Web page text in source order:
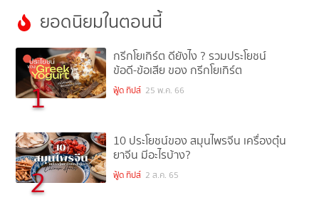
ยอดนิยมในตอนนี้
1
กรีกโยเกิร์ต ดียังไง ? รวมประโยชน์
ข้อดี-ข้อเสีย ของ กรีกโยเกิร์ต
ฟู้ด ทิปส์ 25 พ.ค. 66
2
10 ประโยชน์ของ สมุนไพรจีน เครื่องตุ๋น
ยาจีน มีอะไรบ้าง?
ฟู้ด ทิปส์ 2 ส.ค. 65